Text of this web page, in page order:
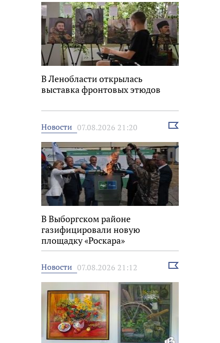
В Ленобласти открылась
выставка фронтовых этюдов
Новости 07.08.2026 21:20
Выбрать
В Выборгском районе
газифицировали новую
площадку «Роскара»
Новости 07.08.2026 21:12
Выбрать